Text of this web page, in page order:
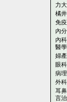
力
橘
免
內
內
醫
婦
眼科
病
外科
耳
言